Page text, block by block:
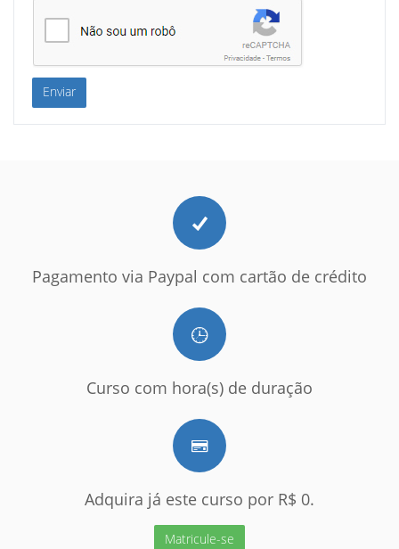
Enviar
Pagamento via Paypal com cartão de crédito
Curso com hora(s) de duração
Adquira já este curso por R$ 0.
Matricule-se